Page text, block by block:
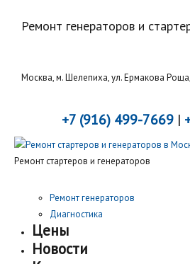
Ремонт генераторов и
Москва, м. Шелепиха, ул. Ермакова Роща,
+7 (916) 499-7669 |
Ремонт стартеров и генераторов
Ремонт генераторов
Диагностика
Цены
Новости